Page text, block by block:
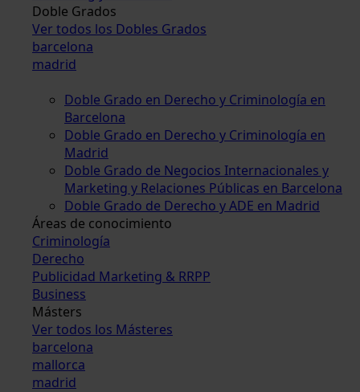
Doble Grados
Ver todos los Dobles Grados
barcelona
madrid
Doble Grado en Derecho y Criminología en
Barcelona
Doble Grado en Derecho y Criminología en
Madrid
Doble Grado de Negocios Internacionales y
Marketing y Relaciones Públicas en Barcelona
Doble Grado de Derecho y ADE en Madrid
Áreas de conocimiento
Criminología
Derecho
Publicidad Marketing & RRPP
Business
Másters
Ver todos los Másteres
barcelona
mallorca
madrid